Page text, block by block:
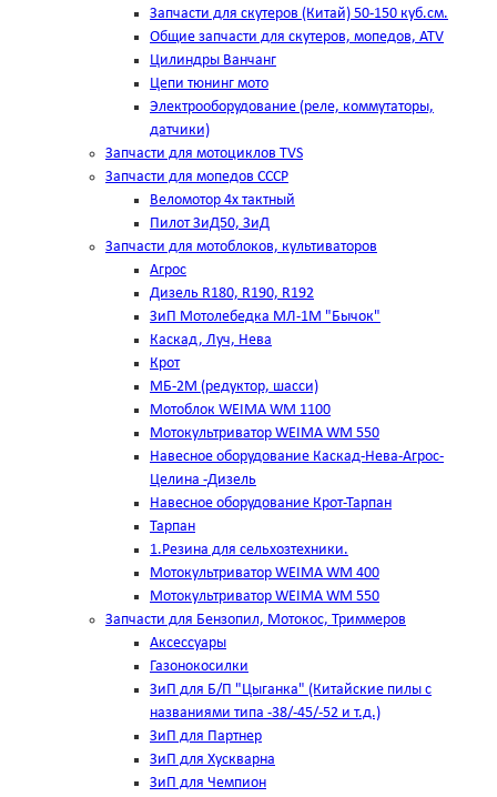
Запчасти для скутеров (Китай) 50-150 куб.см.
Общие запчасти для скутеров, мопедов, ATV
Цилиндры Ванчанг
Цепи тюнинг мото
Электрооборудование (реле, коммутаторы,
датчики)
Запчасти для мотоциклов TVS
Запчасти для мопедов СССР
Веломотор 4х тактный
Пилот ЗиД50, ЗиД
Запчасти для мотоблоков, культиваторов
Агрос
Дизель R180, R190, R192
ЗиП Мотолебедка МЛ-1М "Бычок"
Каскад, Луч, Нева
Крот
МБ-2М (редуктор, шасси)
Мотоблок WEIMA WM 1100
Мотокультриватор WEIMA WM 550
Навесное оборудование Каскад-Нева-Агрос-
Целина -Дизель
Навесное оборудование Крот-Тарпан
Тарпан
1.Резина для сельхозтехники.
Мотокультриватор WEIMA WM 400
Мотокультриватор WEIMA WM 550
Запчасти для Бензопил, Мотокос, Триммеров
Аксессуары
Газонокосилки
ЗиП для Б/П "Цыганка" (Китайские пилы с
названиями типа -38/-45/-52 и т.д.)
ЗиП для Партнер
ЗиП для Хускварна
ЗиП для Чемпион